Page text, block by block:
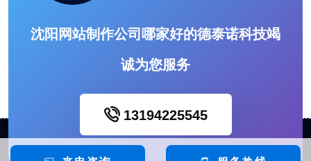
沈阳网站制作公司哪家好的德泰诺科技竭
诚为您服务
13194225545